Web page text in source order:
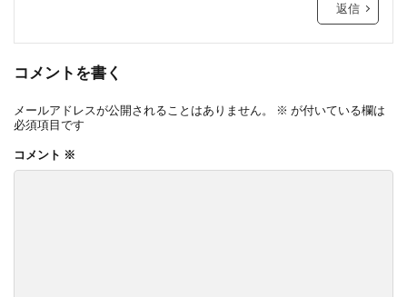
返信
コメントを書く
メールアドレスが公開されることはありません。 ※ が付いている欄は
必須項目です
コメント ※